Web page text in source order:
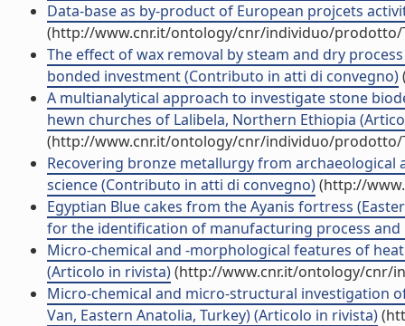
Data-base as by-product of European projcets
(http://www.cnr.it/ontology/cnr/individuo/prodotto/
The effect of wax removal by steam and dry
bonded investment (Contributo in atti di convegno)
A multianalytical approach to investigate stone
hewn churches of Lalibela, Northern Ethiopia
(http://www.cnr.it/ontology/cnr/individuo/prodotto/
Recovering bronze metallurgy from
science (Contributo in atti di convegno)(http://
Egyptian Blue cakes from the Ayanis fortress
for the identification of manufacturing process and
Micro-chemical and -morphological features of
(Articolo in rivista)(http://www.cnr.it/ontology/cnr/
Micro-chemical and micro-structural investigation
Van, Eastern Anatolia, Turkey) (Articolo in rivista)